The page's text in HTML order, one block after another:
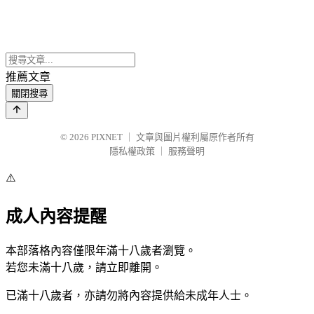
推薦文章
關閉搜尋
© 2026 PIXNET
文章與圖片權利屬原作者所有
隱私權政策
服務聲明
⚠️
成人內容提醒
本部落格內容僅限年滿十八歲者瀏覽。
若您未滿十八歲，請立即離開。
已滿十八歲者，亦請勿將內容提供給未成年人士。